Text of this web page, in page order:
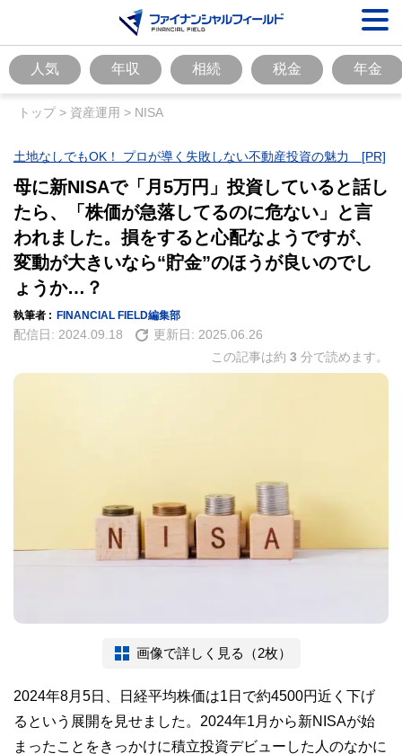
人気 年収 相続 税金 年金
トップ> 資産運用 > NISA
土地なしでもOK！ プロが導く失敗しない不動産投資の魅力 [PR]
母に新NISAで「月5万円」投資していると話し
たら、「株価が急落してるのに危ない」と言
われました。損をすると心配なようですが、
変動が大きいなら“貯金”のほうが良いのでし
ょうか…？
執筆者 : FINANCIAL FIELD編集部
配信日: 2024.09.18 更新日: 2025.06.26
この記事は約 3 分で読めます。
画像で詳しく見る（2枚）
2024年8月5日、日経平均株価は1日で約4500円近く下げ
るという展開を見せました。2024年1月から新NISAが始
まったことをきっかけに積立投資デビューした人のなかに